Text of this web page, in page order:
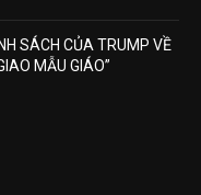
SÁCH CỦA TRUMP VỀ
MẪU GIÁO”